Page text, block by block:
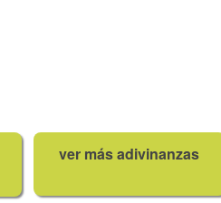
ver más adivinanzas